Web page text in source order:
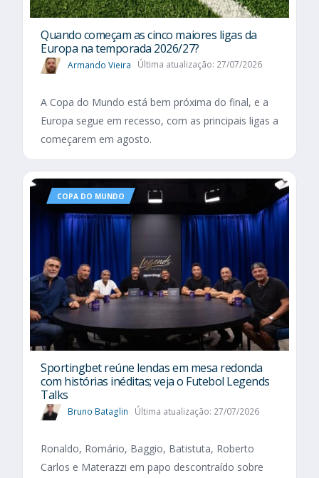
Quando começam as cinco maiores ligas da
Europa na temporada 2026/27?
Armando Vieira Última atualização: 27/07/2026
A Copa do Mundo está bem próxima do final, e a
Europa segue em recesso, com as principais ligas a
começarem em agosto.
COPA DO MUNDO
Sportingbet reúne lendas em mesa redonda
com histórias inéditas; veja o Futebol Legends
Talks
Bruno Bataglin Última atualização: 27/07/2026
Ronaldo, Romário, Baggio, Batistuta, Roberto
Carlos e Materazzi em papo descontraído sobre